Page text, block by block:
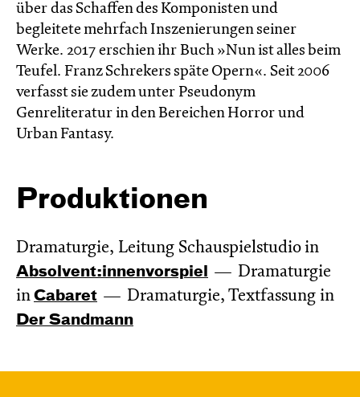
über das Schaffen des Komponisten und
begleitete mehrfach Inszenierungen seiner
Werke. 2017 erschien ihr Buch »Nun ist alles beim
Teufel. Franz Schrekers späte Opern«. Seit 2006
verfasst sie zudem unter Pseudonym
Genreliteratur in den Bereichen Horror und
Urban Fantasy.
Produktionen
Dramaturgie, Leitung Schauspielstudio in
Absol­vent:innen­vor­spiel
Dramaturgie
in Cabaret Dramaturgie, Textfassung in
Der Sandmann